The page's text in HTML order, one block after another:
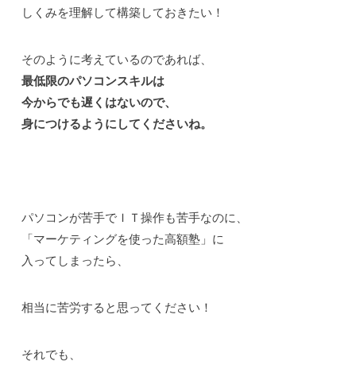
しくみを理解して構築しておきたい！
そのように考えているのであれば、
最低限のパソコンスキルは
今からでも遅くはないので、
身につけるようにしてくださいね。
パソコンが苦手でＩＴ操作も苦手なのに、
「マーケティングを使った高額塾」に
入ってしまったら、
相当に苦労すると思ってください！
それでも、